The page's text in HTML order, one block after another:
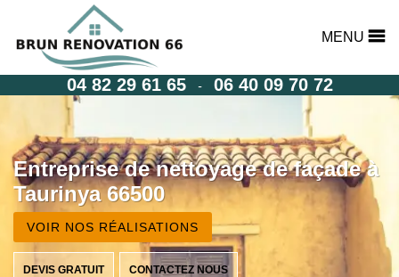
MENU
04 82 29 61 65 - 06 40 09 70 72
Entreprise de nettoyage de façade à
Taurinya 66500
VOIR NOS RÉALISATIONS
DEVIS GRATUIT CONTACTEZ NOUS